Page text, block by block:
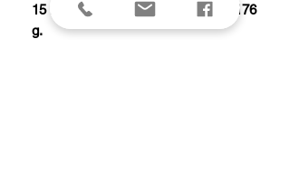
15 fonctions, manche 10 cm inox, 176
g.